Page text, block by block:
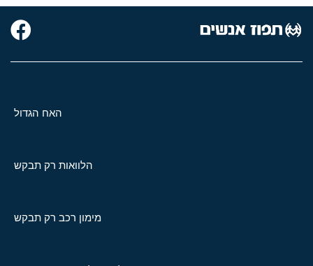
האח הגדול
הלוואות רק תבקש
מימון רכב רק תבקש